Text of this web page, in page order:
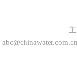
abc@chinawater.com.cn